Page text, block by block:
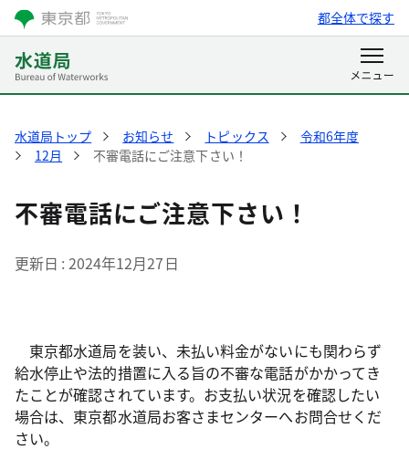
都全体で探す
水道局トップ お知らせ トピックス
令和6年度
12月
不審電話にご注意下さい！
不審電話にご注意下さい！
更新日 2024年12月27日
東京都水道局を装い、未払い料金がないにも関わらず
給水停止や法的措置に入る旨の不審な電話がかかってき
たことが確認されています。お支払い状況を確認したい
場合は、東京都水道局お客さまセンターへお問合せくだ
さい。